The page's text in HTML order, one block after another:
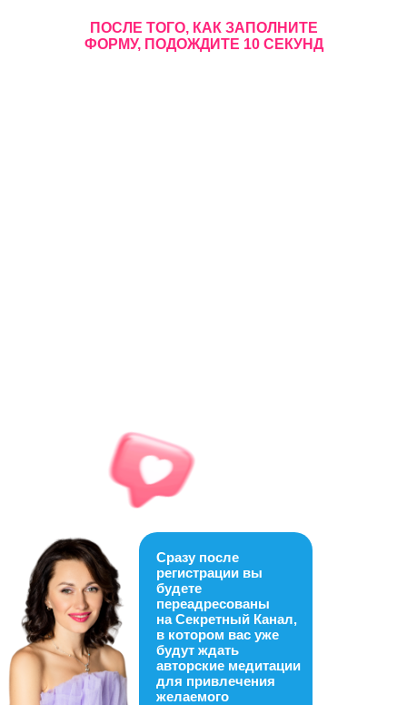
ПОСЛЕ ТОГО, КАК ЗАПОЛНИТЕ
ФОРМУ, ПОДОЖДИТЕ 10 СЕКУНД
Сразу после
регистрации вы
будете
переадресованы
на Секретный Канал,
в котором вас уже
будут ждать
авторские медитации
для привлечения
желаемого